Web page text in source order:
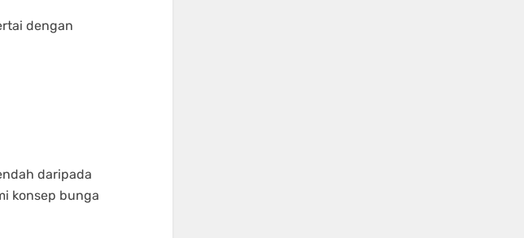
dengan
daripada
konsep bunga